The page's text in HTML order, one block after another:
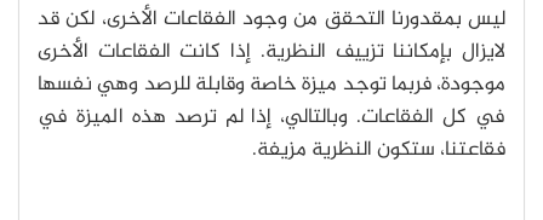
ليس بمقدورنا التحقق من وجود الفقاعات الأخرى، لكن قد
لايزال بإمكاننا تزييف النظرية. إذا كانت الفقاعات الأخرى
موجودة، فربما توجد ميزة خاصة وقابلة للرصد وهي نفسها
في كل الفقاعات. وبالتالي، إذا لم ترصد هذه الميزة في
فقاعتنا، ستكون النظرية مزيفة.